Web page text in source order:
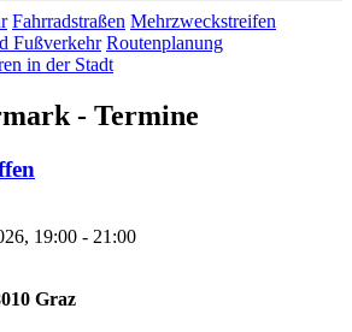
Fahrradstraßen Mehrzweckstreifen
Fußverkehr Routenplanung
in der Stadt
- Termine
19:00 - 21:00
Graz